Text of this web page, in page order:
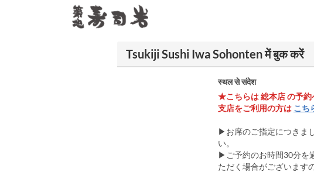
Tsukiji Sushi Iwa Sohonten में बुक करें
स्थल से संदेश
★こちらは 総本店 の予
支店をご利用の方は こち
▶お席のご指定につきま
い。
▶ご予約のお時間30分を
ただく場合がございます